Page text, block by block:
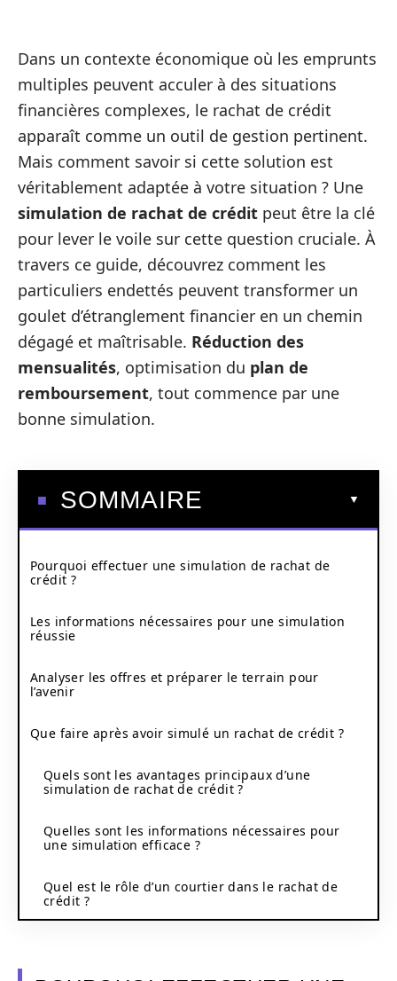
Dans un contexte économique où les emprunts
multiples peuvent acculer à des situations
financières complexes, le rachat de crédit
apparaît comme un outil de gestion pertinent.
Mais comment savoir si cette solution est
véritablement adaptée à votre situation ? Une
simulation de rachat de crédit peut être la clé
pour lever le voile sur cette question cruciale. À
travers ce guide, découvrez comment les
particuliers endettés peuvent transformer un
goulet d’étranglement financier en un chemin
dégagé et maîtrisable. Réduction des
mensualités, optimisation du plan de
remboursement, tout commence par une
bonne simulation.
SOMMAIRE
Pourquoi effectuer une simulation de rachat de
crédit ?
Les informations nécessaires pour une simulation
réussie
Analyser les offres et préparer le terrain pour
l’avenir
Que faire après avoir simulé un rachat de crédit ?
Quels sont les avantages principaux d’une
simulation de rachat de crédit ?
Quelles sont les informations nécessaires pour
une simulation efficace ?
Quel est le rôle d’un courtier dans le rachat de
crédit ?